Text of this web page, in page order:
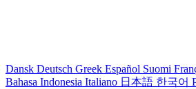
Dansk Deutsch Greek Español Suomi
Bahasa Indonesia Italiano 日本語 한국어